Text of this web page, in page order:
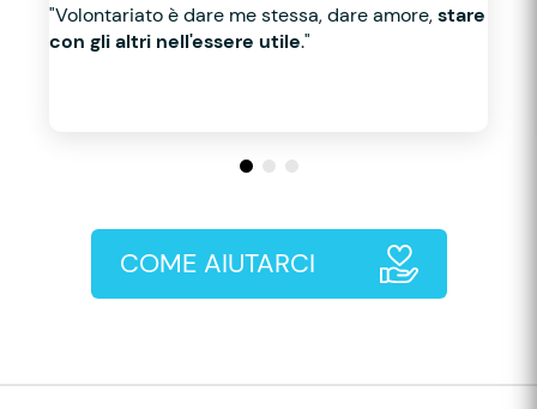
"Volontariato è dare me stessa, dare amore,stare
con gli altri nell'essere utile."
COME AIUTARCI